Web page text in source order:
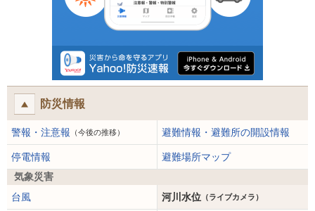
防災情報
警報・注意報 （今後の推移） 避難情報・避難所の開設情報
停電情報
避難場所マップ
気象災害
台風
河川水位 （ライブカメラ）